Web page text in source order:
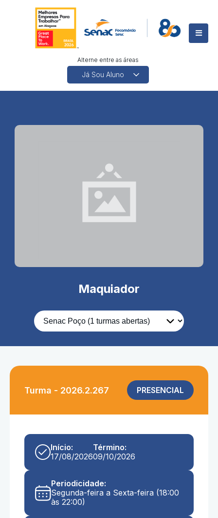
Alterne entre as áreas
Maquiador
Turma - 2026.2.267 PRESENCIAL
Início:
17/08/2026
Término:
09/10/2026
Periodicidade:
Segunda-feira a Sexta-feira (18:00
às 22:00)